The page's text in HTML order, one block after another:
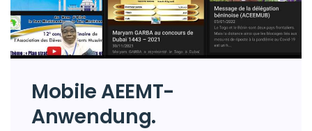
Mobile AEEMT-
Anwendung.